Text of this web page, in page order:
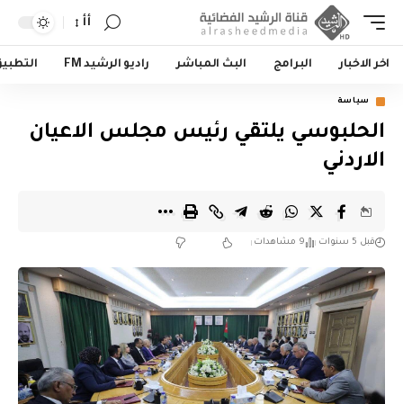
أأ
اخر الاخبار البرامج البث المباشر راديو الرشيد FM
سياسة
الحلبوسي يلتقي رئيس مجلس الاعيان
الاردني
قبل 5 سنوات 9 مشاهدات